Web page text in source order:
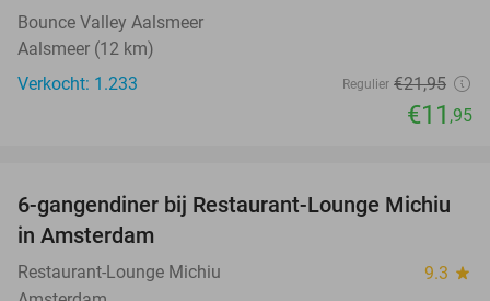
Bounce Valley Aalsmeer
Aalsmeer (12 km)
Verkocht: 1.233
Regulier €21,95
€11 ,95
26%
6-gangendiner bij Restaurant-Lounge Michiu
in Amsterdam
Restaurant-Lounge Michiu 9.3 star